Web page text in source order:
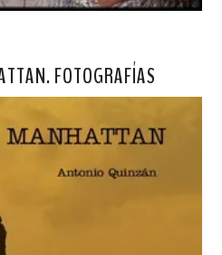
FOTOGRAFÍAS